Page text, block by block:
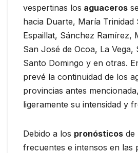
vespertinas los aguaceros
hacia Duarte, María Trinidad
Espaillat, Sánchez Ramírez,
San José de Ocoa, La Vega,
Santo Domingo y en otras.
prevé la continuidad de los
provincias antes
ligeramente su intensidad y
Debido a los pronósticos de
frecuentes e intensos en las